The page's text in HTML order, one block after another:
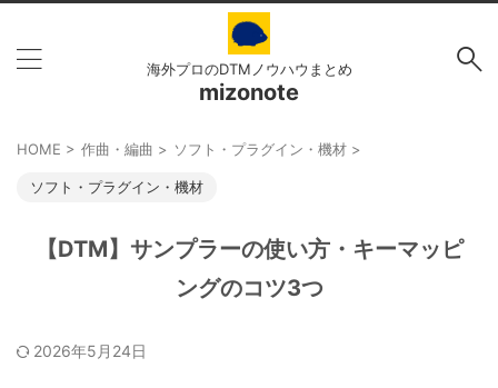
海外プロのDTMノウハウまとめ
mizonote
HOME > 作曲・編曲 > ソフト・プラグイン・機材 >
ソフト・プラグイン・機材
【DTM】サンプラーの使い方・キーマッピ
ングのコツ3つ
2026年5月24日